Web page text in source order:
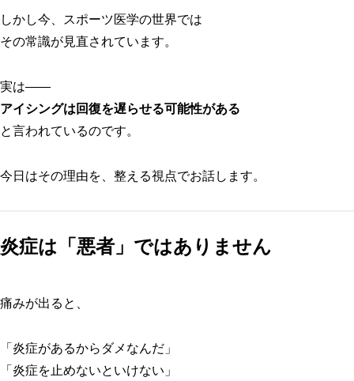
しかし今、スポーツ医学の世界では
その常識が見直されています。
実は――
アイシングは回復を遅らせる可能性がある
と言われているのです。
今日はその理由を、整える視点でお話します。
炎症は「悪者」ではありません
痛みが出ると、
「炎症があるからダメなんだ」
「炎症を止めないといけない」